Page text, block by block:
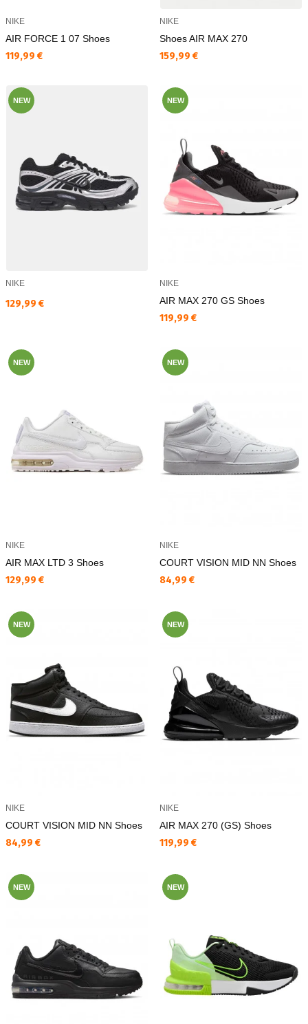
NIKE
AIR FORCE 1 07 Shoes
Текуща цена:
119,99 €
NIKE
Shoes AIR MAX 270
Текуща цена:
159,99 €
NEW
NIKE
Текуща цена:
129,99 €
NEW
NIKE
AIR MAX 270 GS Shoes
Текуща цена:
119,99 €
NEW
NIKE
AIR MAX LTD 3 Shoes
Текуща цена:
129,99 €
NEW
NIKE
COURT VISION MID NN Shoes
Текуща цена:
84,99 €
NEW
NIKE
COURT VISION MID NN Shoes
Текуща цена:
84,99 €
NEW
NIKE
AIR MAX 270 (GS) Shoes
Текуща цена:
119,99 €
NEW NEW